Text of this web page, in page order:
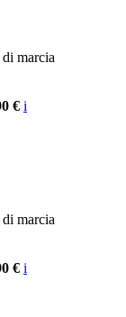
marcia
€ i
marcia
€ i